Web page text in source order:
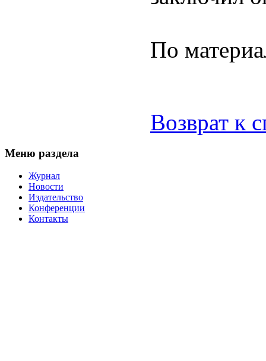
По
Возврат к
Меню раздела
Журнал
Новости
Издательство
Конференции
Контакты